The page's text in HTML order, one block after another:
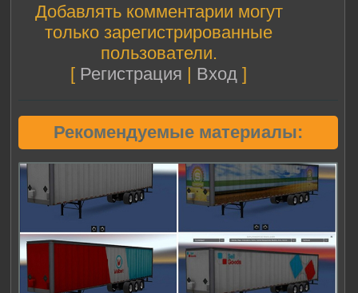
Добавлять комментарии могут
только зарегистрированные
пользователи.
[ Регистрация | Вход ]
Рекомендуемые материалы: